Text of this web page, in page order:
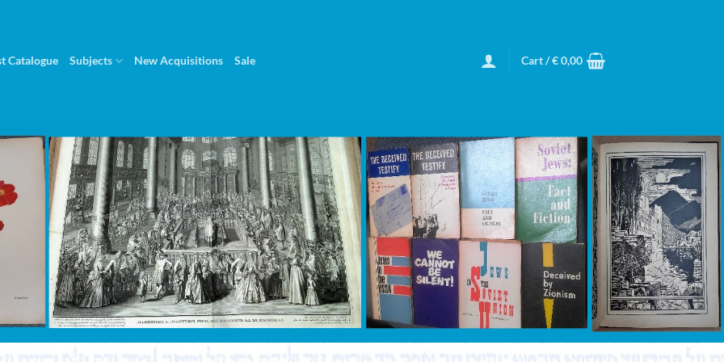
Catalogue Subjects New Acquisitions Sale Cart /€0,00